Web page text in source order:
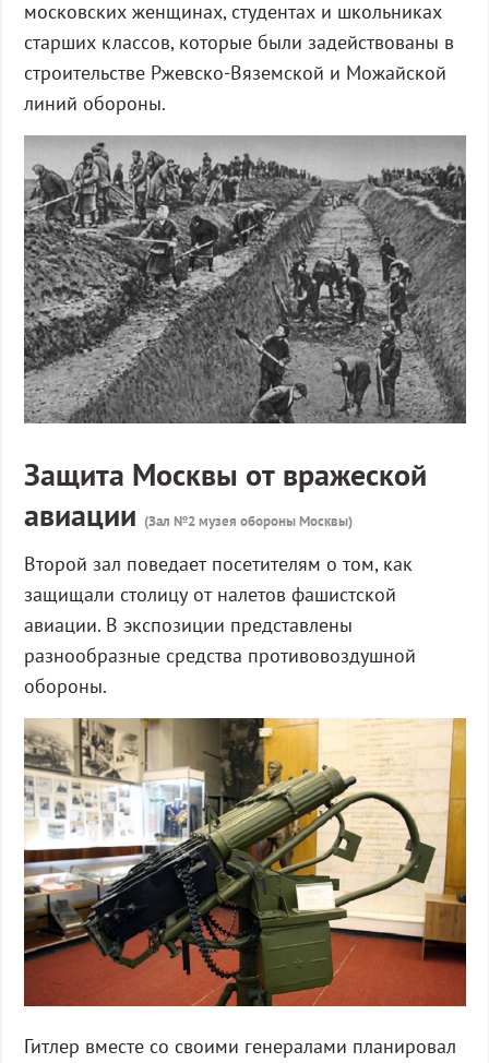
московских женщинах, студентах и школьниках
старших классов, которые были задействованы в
строительстве Ржевско-Вяземской и Можайской
линий обороны.
Защита Москвы от вражеской
авиации (Зал №2 музея обороны Москвы)
Второй зал поведает посетителям о том, как
защищали столицу от налетов фашистской
авиации. В экспозиции представлены
разнообразные средства противовоздушной
обороны.
Гитлер вместе со своими генералами планировал